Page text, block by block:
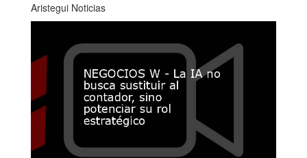
Aristegui Noticias